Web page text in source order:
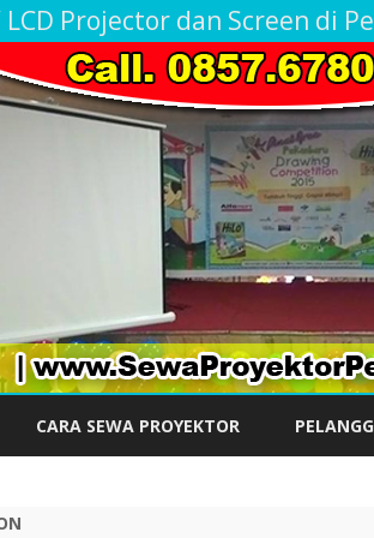
Projector dan Screen di
CARA SEWA PROYEKTOR